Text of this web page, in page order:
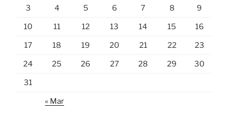
3 4 5 6 7 8 9
10 11 12 13 14 15 16
17 18 19 20 21 22 23
24 25 26 27 28 29 30
31
« Mar